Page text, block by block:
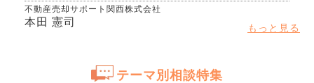
不動産売却サポート関西株式会社
本田 憲司 もっと見る
テーマ別相談特集